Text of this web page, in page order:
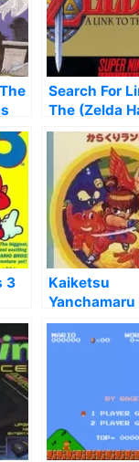
Search For
The (Zelda
3
Kaiketsu
Yanchamaru
Karakuri
Eng]